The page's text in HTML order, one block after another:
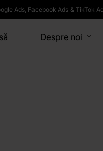
Ads, Facebook Ads & TikTok
Despre noi